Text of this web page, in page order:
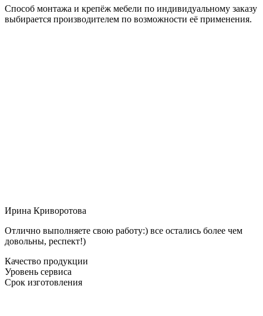
Способ монтажа и крепёж мебели по индивидуальному заказу
выбирается производителем по возможности её применения.
Ирина Криворотова
Отлично выполняете свою работу:) все остались более чем
довольны, респект!)
Качество продукции
Уровень сервиса
Срок изготовления